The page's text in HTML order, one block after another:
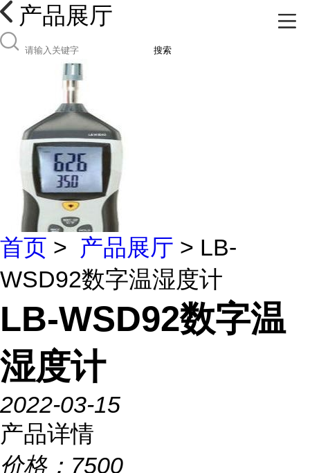
产品展厅
搜索
首页 > 产品展厅 > LB-
WSD92数字温湿度计
LB-WSD92数字温
湿度计
2022-03-15
产品详情
价格： 7500